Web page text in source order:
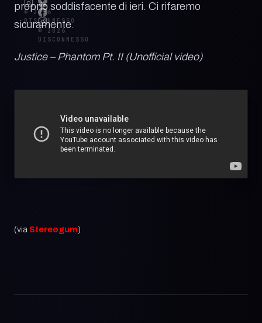
© 2026
DISCONNESSO
© 2026
DISCONNESSO
proprio soddisfacente di ieri. Ci rifaremo
sicuramente.
Justice – Phantom Pt. II (Unofficial video)
(via Stereogum)